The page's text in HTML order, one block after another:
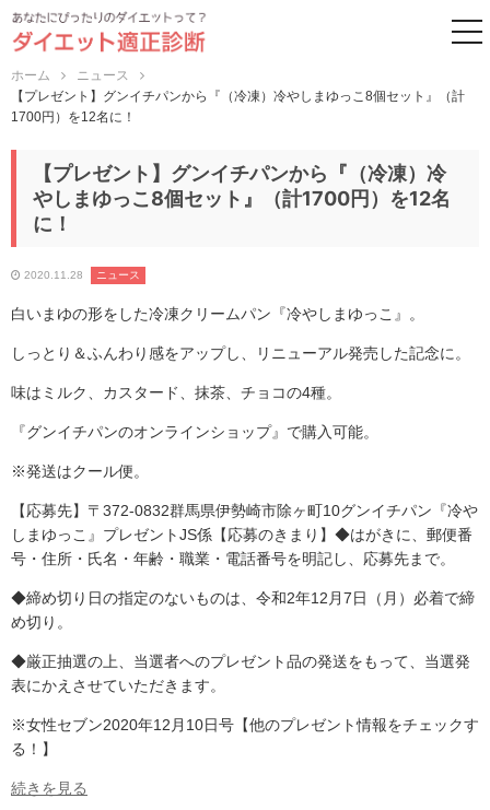
ホーム
ニュース
【プレゼント】グンイチパンから『（冷凍）冷やしまゆっこ8個セット』（計
1700円）を12名に！
【プレゼント】グンイチパンから『（冷凍）冷
やしまゆっこ8個セット』（計1700円）を12名
に！
2020.11.28 ニュース
白いまゆの形をした冷凍クリームパン『冷やしまゆっこ』。
しっとり＆ふんわり感をアップし、リニューアル発売した記念に。
味はミルク、カスタード、抹茶、チョコの4種。
『グンイチパンのオンラインショップ』で購入可能。
※発送はクール便。
【応募先】〒372-0832群馬県伊勢崎市除ヶ町10グンイチパン『冷や
しまゆっこ』プレゼントJS係【応募のきまり】◆はがきに、郵便番
号・住所・氏名・年齢・職業・電話番号を明記し、応募先まで。
◆締め切り日の指定のないものは、令和2年12月7日（月）必着で締
め切り。
◆厳正抽選の上、当選者へのプレゼント品の発送をもって、当選発
表にかえさせていただきます。
※女性セブン2020年12月10日号【他のプレゼント情報をチェックす
る！】
続きを見る